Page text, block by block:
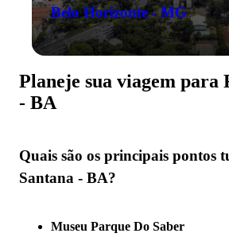
Belo Horizonte - MG
Planeje sua viagem para
- BA
Quais são os principais pontos
Santana - BA?
Museu Parque Do Saber